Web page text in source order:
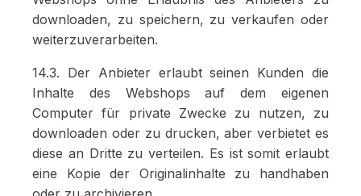
downloaden, zu speichern, zu verkaufen oder
weiterzuverarbeiten.
14.3. Der Anbieter erlaubt seinen Kunden die
Inhalte des Webshops auf dem eigenen
Computer für private Zwecke zu nutzen, zu
downloaden oder zu drucken, aber verbietet es
diese an Dritte zu verteilen. Es ist somit erlaubt
eine Kopie der Originalinhalte zu handhaben